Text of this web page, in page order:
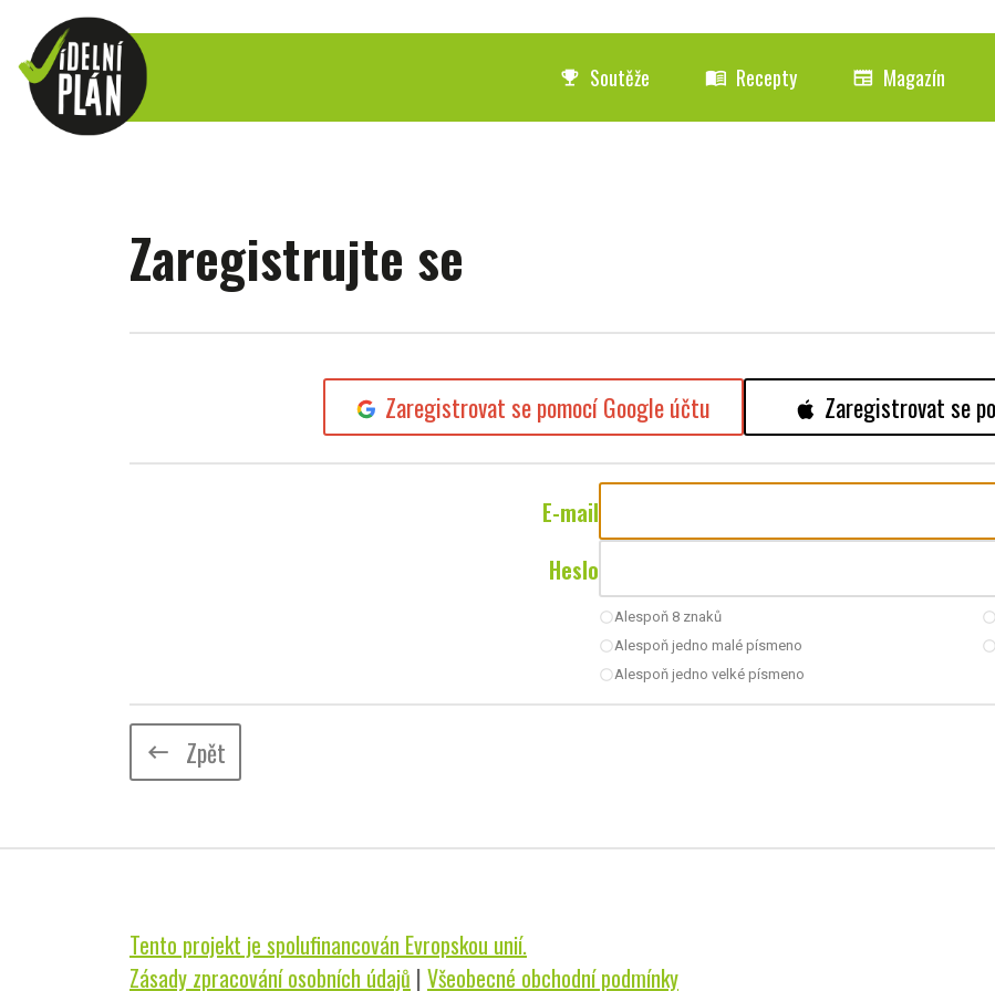
emoji_events Soutěže menu_book Recepty newspaper Magazín
Zaregistrujte se
Zaregistrovat se pomocí Google účtu Zaregistrovat se
E-mail
Heslo
radio_button_uncheckedAlespoň 8 znaků
radio_button_uncheckedAlespoň jedno malé písmeno
radio_button_uncheckedAlespoň jedno velké písmeno
radio_button_unchecked
radio_button_unchecked
keyboard_backspace Zpět
Tento projekt je spolufinancován Evropskou unií.
Zásady zpracování osobních údajů | Všeobecné obchodní podmínky